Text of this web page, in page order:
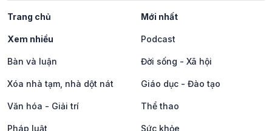
Trang chủ Mới nhất
Xem nhiều Podcast
Bàn và luận Đời sống - Xã hội
Xóa nhà tạm, nhà dột nát Giáo dục - Đào tạo
Văn hóa - Giải trí Thể thao
Pháp luật Sức khỏe